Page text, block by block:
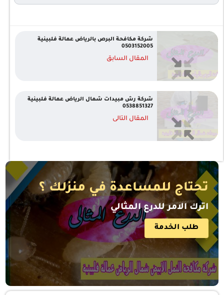
شركة مكافحة البرص بالرياض عمالة فلبينية
0503152005
المقال السابق
شركة رش مبيدات شمال الرياض عمالة فلبينية
0538851327
المقال التالى
تحتاج للمساعدة في منزلك ؟
اترك الامر للدرع المثالي
طلب الخدمة